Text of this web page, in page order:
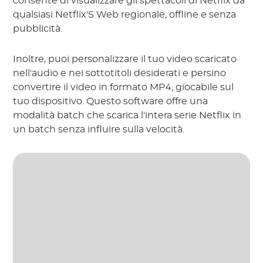
qualsiasi Netflix'S Web regionale, offline e senza
pubblicità.
Inoltre, puoi personalizzare il tuo video scaricato
nell'audio e nei sottotitoli desiderati e persino
convertire il video in formato MP4, giocabile sul
tuo dispositivo. Questo software offre una
modalità batch che scarica l'intera serie Netflix in
un batch senza influire sulla velocità.